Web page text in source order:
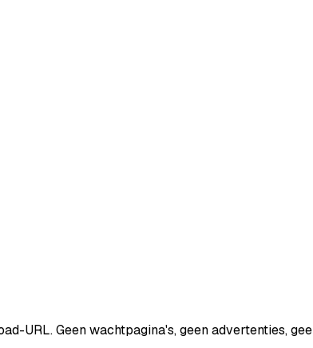
URL. Geen wachtpagina's, geen advertenties,